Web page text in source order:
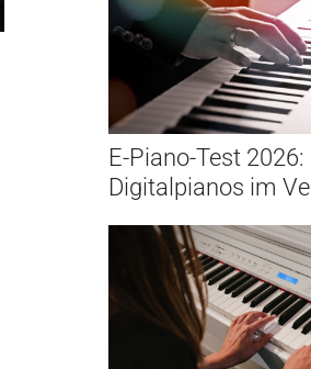
E-Piano-Test
Digitalpianos im